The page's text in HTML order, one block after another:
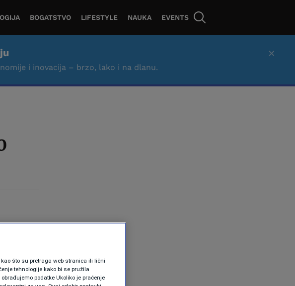
BOGATSTVO LIFESTYLE NAUKA EVENTS
i inovacija – brzo, lako i na dlanu.
×
što su pretraga web stranica ili lični
tehnologije kako bi se pružila
podatke Ukoliko je praćenje